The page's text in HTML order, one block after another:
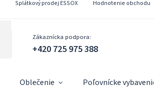
Splátkový prodej ESSOX Hodnotenie obchodu
Zákaznícka podpora:
+420 725 975 388
Oblečenie Poľovnícke vybavenie